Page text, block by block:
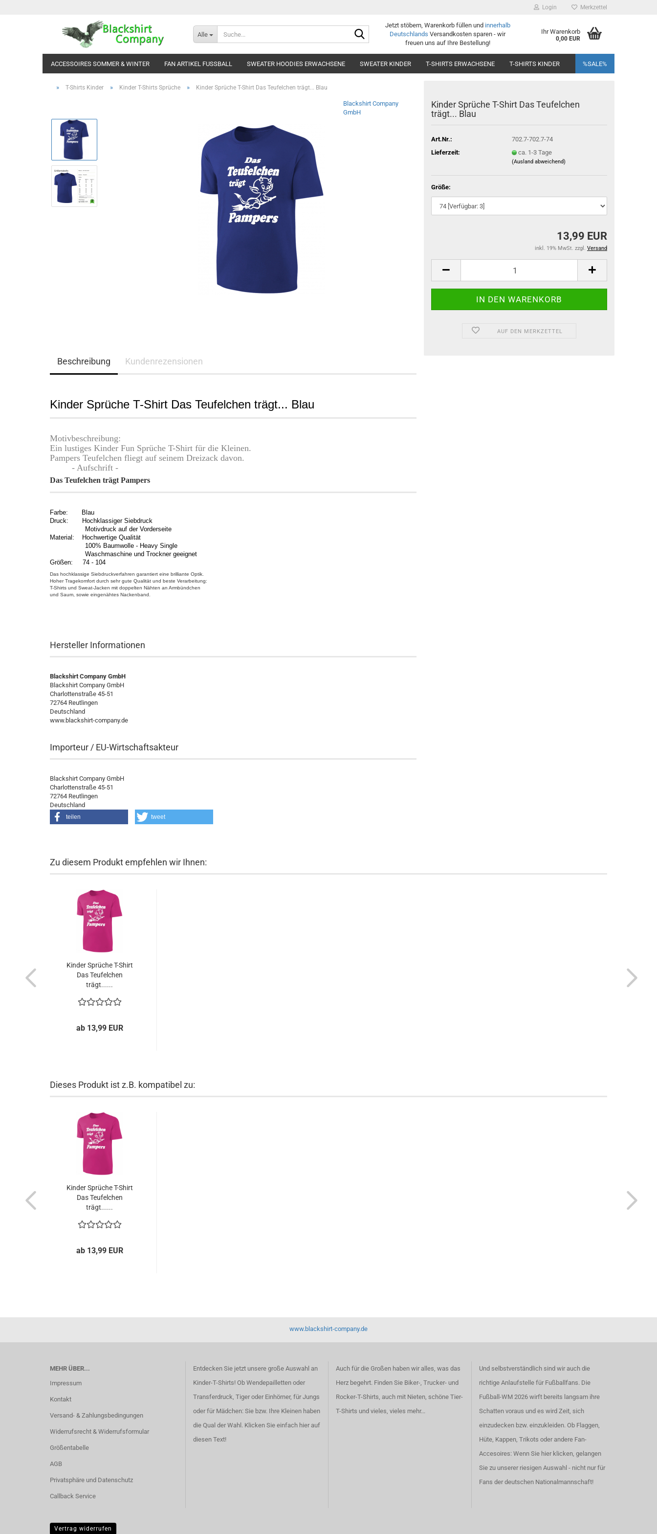
Login Merkzettel
Alle
Suche...
Jetzt stöbern, Warenkorb füllen und innerhalb
Deutschlands Versandkosten sparen - wir
freuen uns auf Ihre Bestellung!
Ihr Warenkorb
0,00 EUR
ACCESSOIRES SOMMER & WINTER FAN ARTIKEL FUSSBALL SWEATER HOODIES ERWACHSENE SWEATER KINDER T-SHIRTS ERWACHSENE T-SHIRTS KINDER %SALE%
» T-Shirts Kinder » Kinder T-Shirts Sprüche » Kinder Sprüche T-Shirt Das Teufelchen trägt... Blau
Blackshirt Company
GmbH
Kinder Sprüche T-Shirt Das Teufelchen
trägt... Blau
Art.Nr.:
702.7-702.7-74
Lieferzeit:
ca. 1-3 Tage
(Ausland abweichend)
Größe:
13,99 EUR
inkl. 19% MwSt. zzgl. Versand
AUF DEN MERKZETTEL
Beschreibung Kundenrezensionen
Kinder Sprüche T-Shirt Das Teufelchen trägt... Blau
Motivbeschreibung:
Ein lustiges Kinder Fun Sprüche T-Shirt für die Kleinen.
Pampers Teufelchen fliegt auf seinem Dreizack davon.
- Aufschrift -
Das Teufelchen trägt Pampers
Farbe: Blau
Druck: Hochklassiger Siebdruck
Motivdruck auf der Vorderseite
Material: Hochwertige Qualität
100% Baumwolle - Heavy Single
Waschmaschine und Trockner geeignet
Größen: 74 - 104
Das hochklassige Siebdruckverfahren garantiert eine brilliante Optik.
Hoher Tragekomfort durch sehr gute Qualität und beste Verarbeitung:
T-Shirts und Sweat-Jacken mit doppelten Nähten an Armbündchen
und Saum, sowie eingenähtes Nackenband.
Hersteller Informationen
Blackshirt Company GmbH
Blackshirt Company GmbH
Charlottenstraße 45-51
72764 Reutlingen
Deutschland
www.blackshirt-company.de
Importeur / EU-Wirtschaftsakteur
Blackshirt Company GmbH
Charlottenstraße 45-51
72764 Reutlingen
Deutschland
teilen tweet
Zu diesem Produkt empfehlen wir Ihnen:
Kinder Sprüche T-Shirt
Das Teufelchen
trägt......
ab 13,99 EUR
Dieses Produkt ist z.B. kompatibel zu:
Kinder Sprüche T-Shirt
Das Teufelchen
trägt......
ab 13,99 EUR
www.blackshirt-company.de
MEHR ÜBER...
Impressum
Kontakt
Versand- & Zahlungsbedingungen
Widerrufsrecht & Widerrufsformular
Größentabelle
AGB
Privatsphäre und Datenschutz
Callback Service
Entdecken Sie jetzt unsere große Auswahl an
Kinder-T-Shirts! Ob Wendepailletten oder
Transferdruck, Tiger oder Einhörner, für Jungs
oder für Mädchen: Sie bzw. Ihre Kleinen haben
die Qual der Wahl. Klicken Sie einfach hier auf
diesen Text!
Auch für die Großen haben wir alles, was das
Herz begehrt. Finden Sie Biker-, Trucker- und
Rocker-T-Shirts, auch mit Nieten, schöne Tier-
T-Shirts und vieles, vieles mehr...
Und selbstverständlich sind wir auch die
richtige Anlaufstelle für Fußballfans. Die
Fußball-WM 2026 wirft bereits langsam ihre
Schatten voraus und es wird Zeit, sich
einzudecken bzw. einzukleiden. Ob Flaggen,
Hüte, Kappen, Trikots oder andere Fan-
Accesoires: Wenn Sie hier klicken, gelangen
Sie zu unserer riesigen Auswahl - nicht nur für
Fans der deutschen Nationalmannschaft!
Vertrag widerrufen